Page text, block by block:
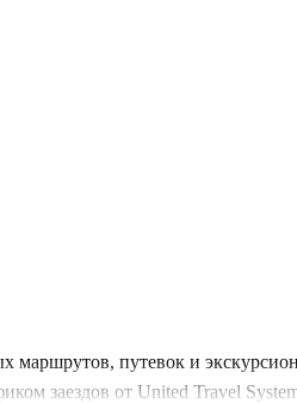
маршрутов, путевок и
заездов от United Travel